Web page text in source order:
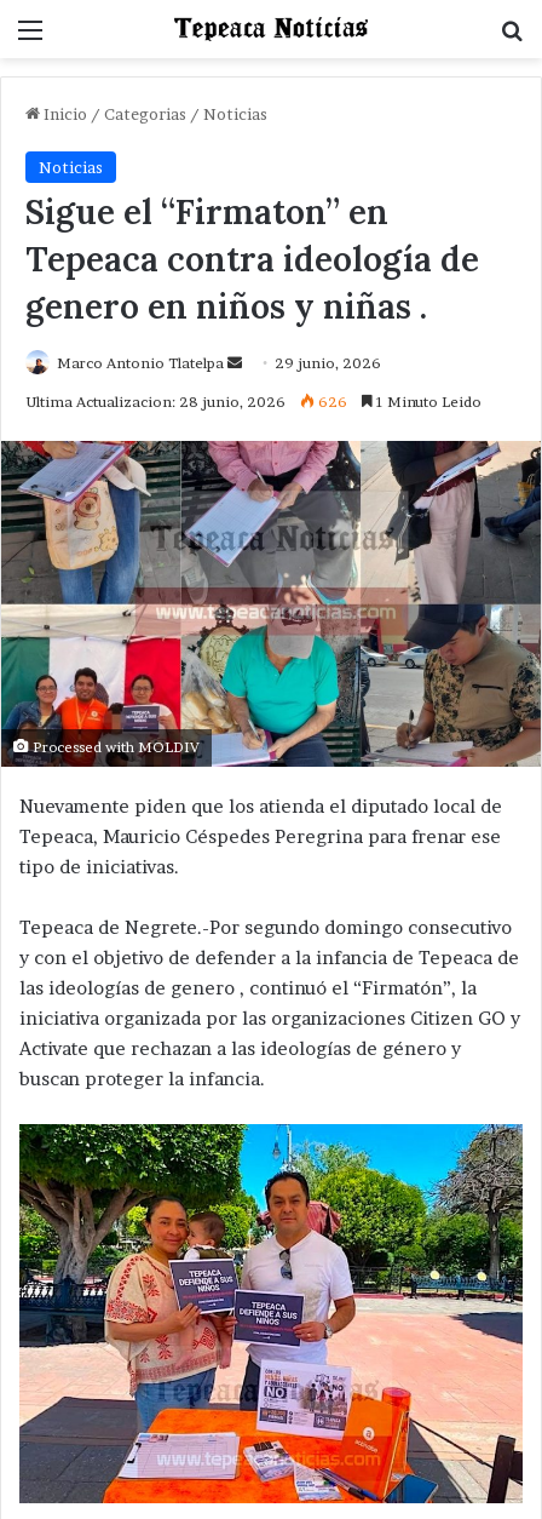
Menu
Inicio / Categorias / Noticias
Noticias
Sigue el “Firmaton” en
Tepeaca contra ideología de
genero en niños y niñas .
Marco Antonio Tlatelpa
Send 29 junio, 2026
Ultima Actualizacion: 28 junio, 2026 626 1 Minuto Leido
Processed with MOLDIV
Nuevamente piden que los atienda el diputado local de
Tepeaca, Mauricio Céspedes Peregrina para frenar ese
tipo de iniciativas.
Tepeaca de Negrete.-Por segundo domingo consecutivo
y con el objetivo de defender a la infancia de Tepeaca de
las ideologías de genero , continuó el “Firmatón”, la
iniciativa organizada por las organizaciones Citizen GO y
Activate que rechazan a las ideologías de género y
buscan proteger la infancia.